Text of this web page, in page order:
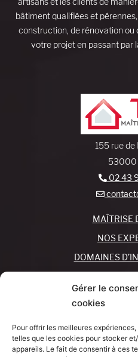
Gérer le
cookies
Pour offrir les meilleures
telles que les cookies pour stocker
appareils. Le fait de consentir à ces
bâtiment qualifiées et
construction, de rénovation ou
votre projet en passant par
155 rue
53000
02 43
MAÎTRISE
NOS
DOMAINES
MON